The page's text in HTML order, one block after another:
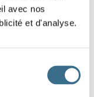
avec nos
et d'analyse.
, ilprenait, nous
à la mer.